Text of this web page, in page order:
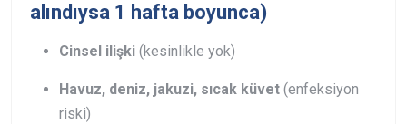
alındıysa 1 hafta boyunca)
Cinsel ilişki (kesinlikle yok)
Havuz, deniz, jakuzi, sıcak küvet (enfeksiyon
riski)